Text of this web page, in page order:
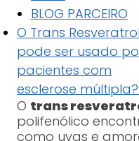
BLOG PARCEIRO
O Trans Resveratrol
pode ser usado
pacientes com
esclerose múltipla?
O trans
polifenólico
como uvas e